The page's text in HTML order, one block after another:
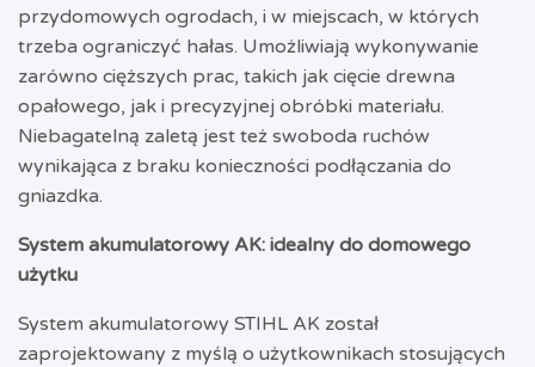
przydomowych ogrodach, i w miejscach, w których
trzeba ograniczyć hałas. Umożliwiają wykonywanie
zarówno cięższych prac, takich jak cięcie drewna
opałowego, jak i precyzyjnej obróbki materiału.
Niebagatelną zaletą jest też swoboda ruchów
wynikająca z braku konieczności podłączania do
gniazdka.
System akumulatorowy AK: idealny do domowego
użytku
System akumulatorowy STIHL AK został
zaprojektowany z myślą o użytkownikach stosujących